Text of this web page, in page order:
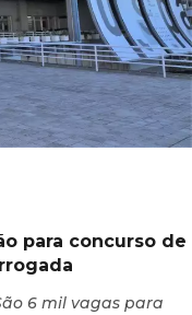
para concurso de
6 mil vagas para